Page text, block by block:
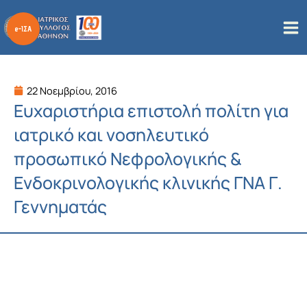
στο
περιεχόμενο
22 Νοεμβρίου, 2016
Ευχαριστήρια επιστολή πολίτη για
ιατρικό και νοσηλευτικό
προσωπικό Νεφρολογικής &
Ενδοκρινολογικής κλινικής ΓΝΑ Γ.
Γεννηματάς